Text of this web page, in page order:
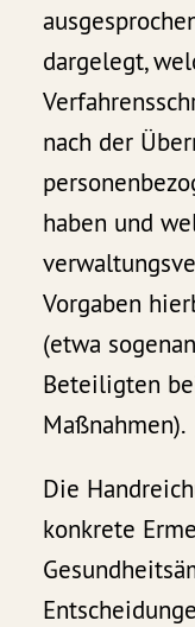
dargelegt,
nach der
haben und
Vorgaben
(etwa
Beteiligten
Maßnahmen).
Die
konkrete